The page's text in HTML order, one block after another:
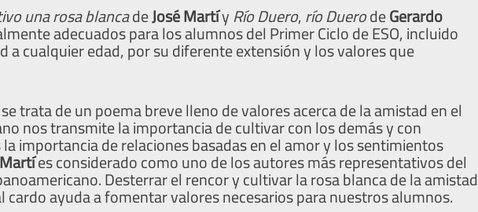
una rosa blancadeJosé MartíyRío Duero,río DuerodeGerardo
adecuados para los alumnos del Primer Ciclo de ESO, incluido
a cualquier edad, por su diferente extensión y los valores que
trata de un poema breve lleno de valores acerca de la amistad en el
nos transmite la importancia de cultivar con los demás y con
importancia de relaciones basadas en el amor y los sentimientos
es considerado como uno de los autores más representativos del
Desterrar el rencor y cultivar la rosa blanca de la amistad
cardo ayuda a fomentar valores necesarios para nuestros alumnos.